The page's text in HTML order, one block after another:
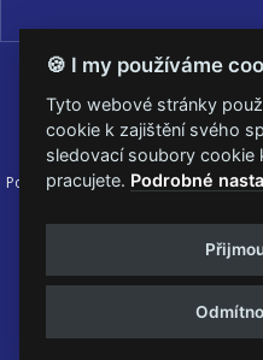
Podmínky užití 🍪 Změnit nastavení
Web s
k metalu
Viktor
🍪 I my používáme
Tyto webové stránky
cookie k zajištění svého
sledovací soubory cookie
pracujete. Podrobné